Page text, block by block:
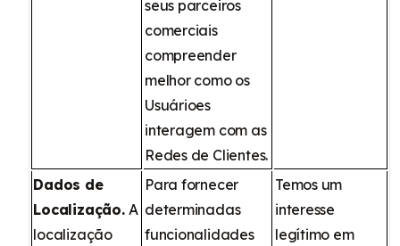
seus parceiros
comerciais
compreender
melhor como os
Usuárioes
interagem com as
Redes de Clientes.
Dados de
Localização.A
localização
Para fornecer
determinadas
funcionalidades
Temos um
interesse
legítimo em